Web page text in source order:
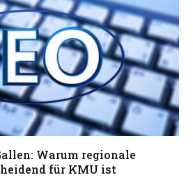
Warum regionale
für KMU ist